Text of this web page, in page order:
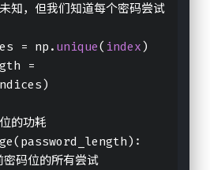
知，但我们知道每个密码尝试
= np. unique( index)
=
的功耗
前密码位的所有尝试